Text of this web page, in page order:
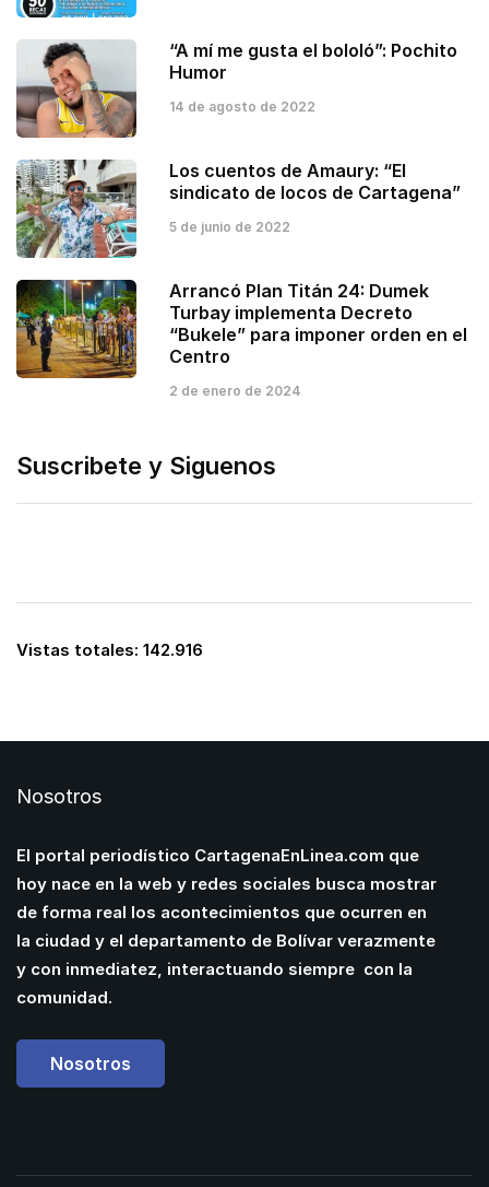
“A mí me gusta el bololó”: Pochito
Humor
14 de agosto de 2022
Los cuentos de Amaury: “El
sindicato de locos de Cartagena”
5 de junio de 2022
Arrancó Plan Titán 24: Dumek
Turbay implementa Decreto
“Bukele” para imponer orden en el
Centro
2 de enero de 2024
Suscribete y Siguenos
Vistas totales: 142.916
Nosotros
El portal periodístico CartagenaEnLinea.com que
hoy nace en la web y redes sociales busca mostrar
de forma real los acontecimientos que ocurren en
la ciudad y el departamento de Bolívar verazmente
y con inmediatez, interactuando siempre con la
comunidad.
Nosotros